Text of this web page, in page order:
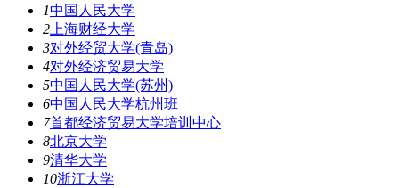
1中国人民大学
2 上海财经大学
3对外经贸大学(青岛)
4对外经济贸易大学
5中国人民大学(苏州)
6中国人民大学杭州班
7首都经济贸易大学培训中心
8北京大学
9清华大学
10浙江大学